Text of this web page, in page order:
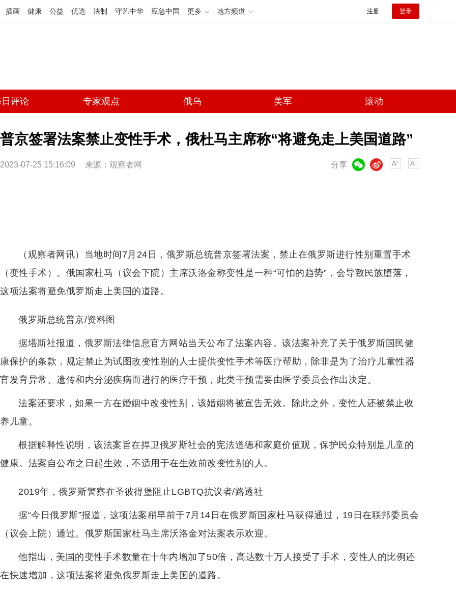
插画 健康 公益 优选 法制 守艺中华 应急中国 更多 地方频道 注册 登录
评论 专家观点 俄乌 美军 滚动
普京签署法案禁止变性手术，俄杜马主席称“将避免走上美国道路”
2023-07-25 15:16:09 来源： 观察者网 分享
微博
（观察者网讯）当地时间7月24日，俄罗斯总统普京签署法案，禁止在俄罗斯进行性别重置手术
（变性手术）。俄国家杜马（议会下院）主席沃洛金称变性是一种“可怕的趋势”，会导致民族堕落，
这项法案将避免俄罗斯走上美国的道路。
俄罗斯总统普京/资料图
据塔斯社报道，俄罗斯法律信息官方网站当天公布了法案内容。该法案补充了关于俄罗斯国民健
康保护的条款，规定禁止为试图改变性别的人士提供变性手术等医疗帮助，除非是为了治疗儿童性器
官发育异常、遗传和内分泌疾病而进行的医疗干预，此类干预需要由医学委员会作出决定。
法案还要求，如果一方在婚姻中改变性别，该婚姻将被宣告无效。除此之外，变性人还被禁止收
养儿童。
根据解释性说明，该法案旨在捍卫俄罗斯社会的宪法道德和家庭价值观，保护民众特别是儿童的
健康。法案自公布之日起生效，不适用于在生效前改变性别的人。
2019年，俄罗斯警察在圣彼得堡阻止LGBTQ抗议者/路透社
据“今日俄罗斯”报道，这项法案稍早前于7月14日在俄罗斯国家杜马获得通过，19日在联邦委员会
（议会上院）通过。俄罗斯国家杜马主席沃洛金对法案表示欢迎。
他指出，美国的变性手术数量在十年内增加了50倍，高达数十万人接受了手术，变性人的比例还
在快速增加，这项法案将避免俄罗斯走上美国的道路。